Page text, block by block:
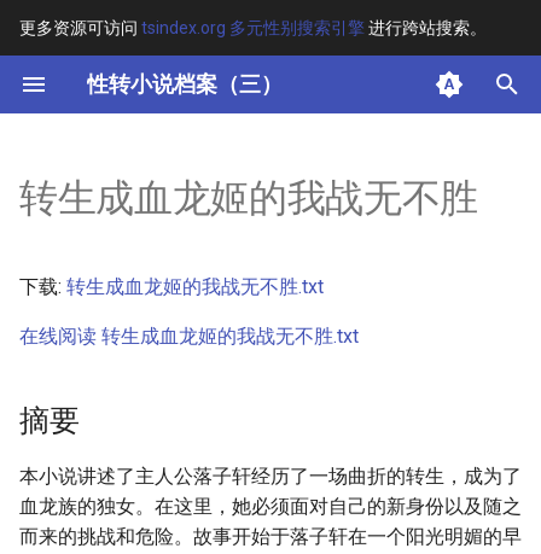
更多资源可访问 tsindex.org 多元性别搜索引擎进行跨站搜索。
性转小说档案（三）
键
开
搜
索
其他信息
正文
转生成血龙姬的我战无不胜
下载: 转生成血龙姬的我战无不胜.txt
在线阅读 转生成血龙姬的我战无不胜.txt
摘要
本小说讲述了主人公落子轩经历了一场曲折的转生，成为了
血龙族的独女。在这里，她必须面对自己的新身份以及随之
而来的挑战和危险。故事开始于落子轩在一个阳光明媚的早